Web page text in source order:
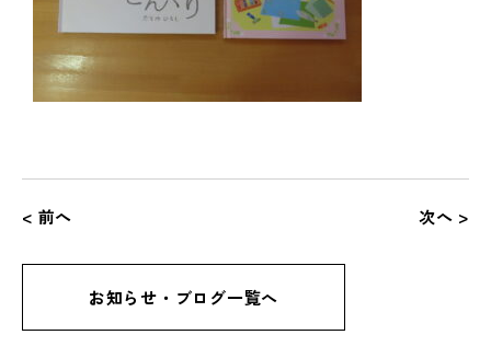
< 前へ 次へ >
お知らせ・ブログ一覧へ